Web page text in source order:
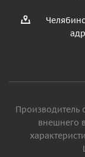
Производитель
внешнего